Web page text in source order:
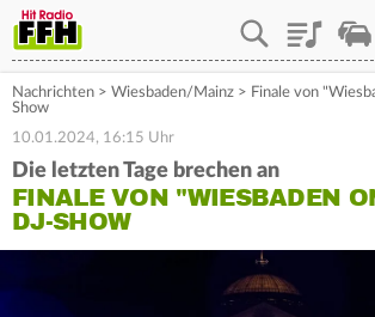
Playlist
Nachrichten > Wiesbaden/Mainz > Finale von
Show
10.01.2024, 16:15 Uhr
Die letzten Tage brechen an
FINALE VON "WIESBADEN
DJ-SHOW